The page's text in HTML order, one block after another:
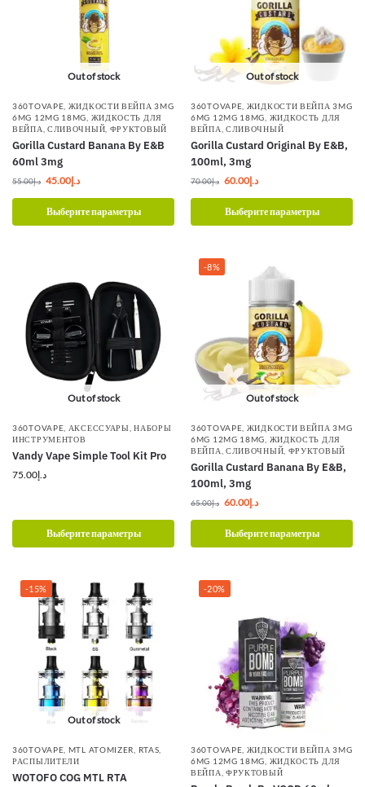
Out of stock
360TOVAPE ЖИДКОСТИ ВЕЙПА 3MG
6MG 12MG 18MG ЖИДКОСТЬ ДЛЯ
ВЕЙПА СЛИВОЧНЫЙ ФРУКТОВЫЙ
Gorilla Custard Banana By E&B
60ml 3mg
د.إ55.00 د.إ45.00
Выберите параметры
Out of stock
360TOVAPE ЖИДКОСТИ ВЕЙПА 3MG
6MG 12MG 18MG ЖИДКОСТЬ ДЛЯ
ВЕЙПА СЛИВОЧНЫЙ
Gorilla Custard Original By E&B,
100ml, 3mg
د.إ70.00 د.إ60.00
Выберите параметры
Out of stock
360TOVAPE АКСЕССУАРЫ ,НАБОРЫ
ИНСТРУМЕНТОВ
Vandy Vape Simple Tool Kit Pro
د.إ75.00
Выберите параметры
-8%
Out of stock
360TOVAPE ЖИДКОСТИ ВЕЙПА 3MG
6MG 12MG 18MG ЖИДКОСТЬ ДЛЯ
ВЕЙПА СЛИВОЧНЫЙ ФРУКТОВЫЙ
Gorilla Custard Banana By E&B,
100ml, 3mg
د.إ65.00 د.إ60.00
Выберите параметры
-15%
Out of stock
360TOVAPE MTL ATOMIZER RTAS
РАСПЫЛИТЕЛИ
WOTOFO COG MTL RTA
-20%
360TOVAPE ЖИДКОСТИ ВЕЙПА 3MG
6MG 12MG 18MG ЖИДКОСТЬ ДЛЯ
ВЕЙПА ФРУКТОВЫЙ